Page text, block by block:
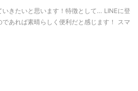
きたいと思います！特徴として… LINEに登
あれば素晴らしく便利だと感じます！ スマ